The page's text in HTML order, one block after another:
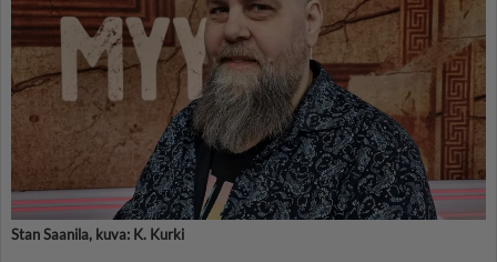
Stan Saanila, kuva: K. Kurki